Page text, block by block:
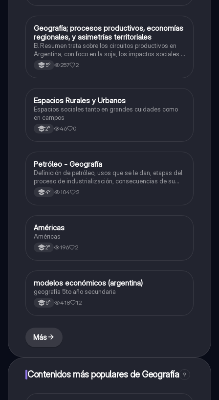
Geografía
Geografía; procesos productivos, economías
regionales, y asimetrías territoriales
El Resumen trata sobre los circuitos productivos en
Argentina, con foco en la soja, los impactos sociales y
ambientales del modelo agrícola actual, y la
necesidad de una transición hacia la agroecología y la
5° 257 2
Geografía
Espacios Rurales y Urbanos
Espacios sociales tanto en grandes cuidades como
en campos
2° 46 0
Geografía
Petróleo - Geografía
Definición de petróleo, usos que se le dan, etapas del
proceso de industrialización, consecuencias de su
uso, reservas de petróleo en el mundo, y más. Con
este resumen saqué 10 en mi examen ✨
4° 104 2
Geografía
Américas
Américas
2° 196 2
Geografía
modelos económicos (argentina)
geografía 5to año secundaria
5° 418 12
Más
Contenidos más populares de Geografía 9